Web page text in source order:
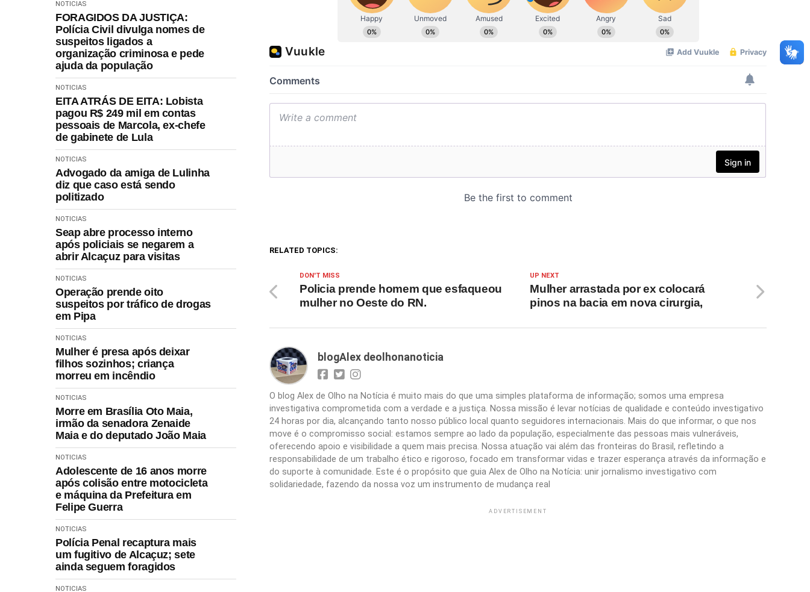
NOTICIAS
FORAGIDOS DA JUSTIÇA:
Polícia Civil divulga nomes de
suspeitos ligados a
organização criminosa e pede
ajuda da população
NOTICIAS
EITA ATRÁS DE EITA: Lobista
pagou R$ 249 mil em contas
pessoais de Marcola, ex-chefe
de gabinete de Lula
NOTICIAS
Advogado da amiga de Lulinha
diz que caso está sendo
politizado
NOTICIAS
Seap abre processo interno
após policiais se negarem a
abrir Alcaçuz para visitas
NOTICIAS
Operação prende oito
suspeitos por tráfico de drogas
em Pipa
NOTICIAS
Mulher é presa após deixar
filhos sozinhos; criança
morreu em incêndio
NOTICIAS
Morre em Brasília Oto Maia,
irmão da senadora Zenaide
Maia e do deputado João Maia
NOTICIAS
Adolescente de 16 anos morre
após colisão entre motocicleta
e máquina da Prefeitura em
Felipe Guerra
NOTICIAS
Polícia Penal recaptura mais
um fugitivo de Alcaçuz; sete
ainda seguem foragidos
NOTICIAS
RELATED TOPICS:
UP NEXT
Mulher arrastada por ex colocará
pinos na bacia em nova cirurgia,
DON'T MISS
Policia prende homem que esfaqueou
mulher no Oeste do RN.
blogAlex deolhonanoticia
O blog Alex de Olho na Notícia é muito mais do que uma simples plataforma de informação; somos uma empresa
investigativa comprometida com a verdade e a justiça. Nossa missão é levar notícias de qualidade e conteúdo investigativo
24 horas por dia, alcançando tanto nosso público local quanto seguidores internacionais. Mais do que informar, o que nos
move é o compromisso social: estamos sempre ao lado da população, especialmente das pessoas mais vulneráveis,
oferecendo apoio e visibilidade a quem mais precisa. Nossa atuação vai além das fronteiras do Brasil, refletindo a
responsabilidade de um trabalho ético e rigoroso, focado em transformar vidas e trazer esperança através da informação e
do suporte à comunidade. Este é o propósito que guia Alex de Olho na Notícia: unir jornalismo investigativo com
solidariedade, fazendo da nossa voz um instrumento de mudança real
ADVERTISEMENT